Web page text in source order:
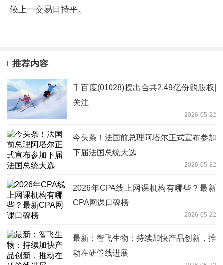
较上一交易日持平。
推荐内容
千百度(01028)授出合共2.49亿份购股权|
关注
2026-05-22
今头条！法国前总理阿塔尔正式宣布参加
下届法国总统大选
2026-05-22
2026年CPA线上网课机构有哪些？最新
CPA网课口碑榜
2026-05-22
最新：智飞生物：持续加快产品创新，推
动在研管线进展